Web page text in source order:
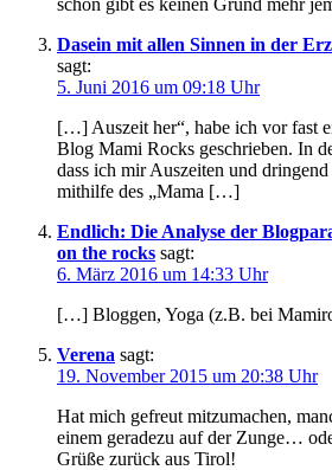
Dasein mit allen Sinnen in der
sagt:
5. Juni 2016 um 09:18 Uhr
[…] Auszeit her“, habe ich vor fast
Blog Mami Rocks geschrieben. In
dass ich mir Auszeiten und
mithilfe des „Mama […]
Endlich: Die Analyse der
on the rocks sagt:
6. März 2016 um 14:33 Uhr
[…] Bloggen, Yoga (z.B. bei
Verena sagt:
19. November 2015 um 20:38 Uhr
Hat mich gefreut mitzumachen,
einem geradezu auf der Zunge…
Grüße zurück aus Tirol!